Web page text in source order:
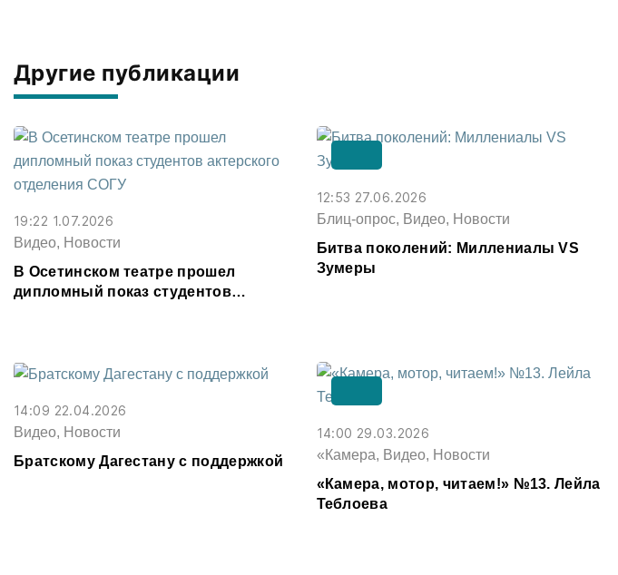
Другие публикации
19:22 1.07.2026
Видео, Новости
В Осетинском театре прошел
дипломный показ студентов
12:53 27.06.2026
Блиц-опрос, Видео, Новости
Битва поколений: Миллениалы VS
Зумеры
14:09 22.04.2026
Видео, Новости
Братскому Дагестану с поддержкой
14:00 29.03.2026
«Камера, Видео, Новости
«Камера, мотор, читаем!» №13. Лейла
Теблоева